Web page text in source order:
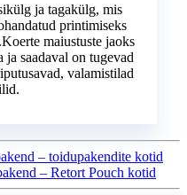
ja tagakülg, mis
printimiseks
maiustuste jaoks
ja saadaval on tugevad
valamistilad
– toidupakendite kotid
– Retort Pouch kotid